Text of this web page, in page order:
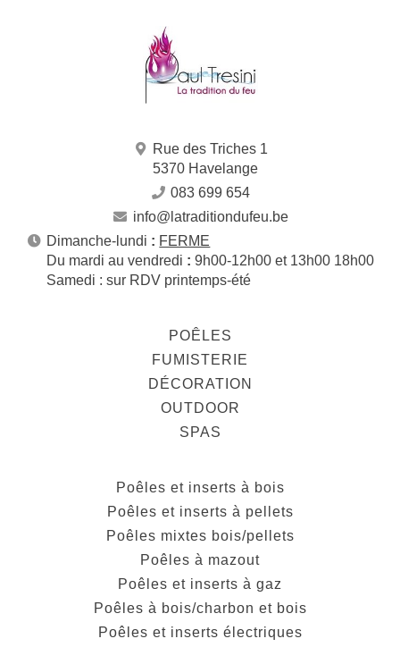
Rue des Triches 1
5370 Havelange
083 699 654
info@latraditiondufeu.be
Dimanche-lundi : FERME
Du mardi au vendredi :9h00-12h00 et 13h00 18h00
Samedi : sur RDV printemps-été
POÊLES
FUMISTERIE
DÉCORATION
OUTDOOR
SPAS
Poêles et inserts à bois
Poêles et inserts à pellets
Poêles mixtes bois/pellets
Poêles à mazout
Poêles et inserts à gaz
Poêles à bois/charbon et bois
Poêles et inserts électriques